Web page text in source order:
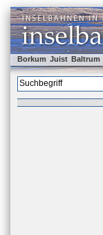
Borkum Juist Baltrum